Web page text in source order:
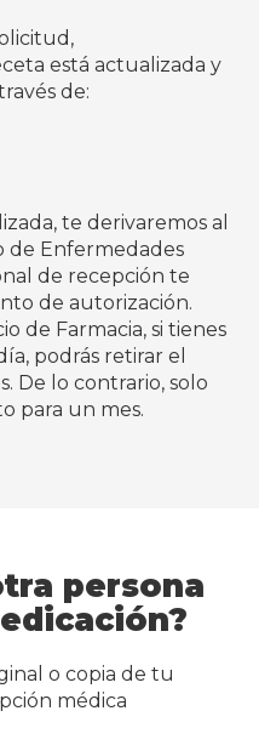
está actualizada y
de:
te derivaremos al
de Enfermedades
de recepción te
de autorización.
de Farmacia, si tienes
podrás retirar el
De lo contrario, solo
para un mes.
persona
o copia de tu
médica